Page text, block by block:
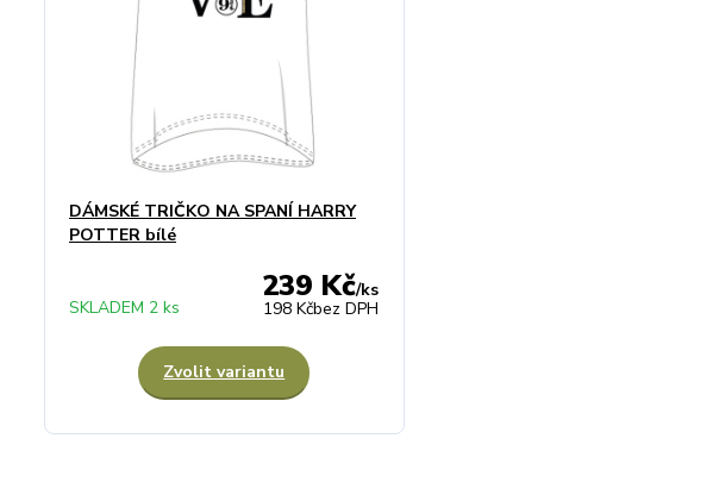
DÁMSKÉ TRIČKO NA SPANÍ HARRY
POTTER bílé
239 Kč/ks
198 Kčbez DPH
SKLADEM 2 ks
Zvolit variantu